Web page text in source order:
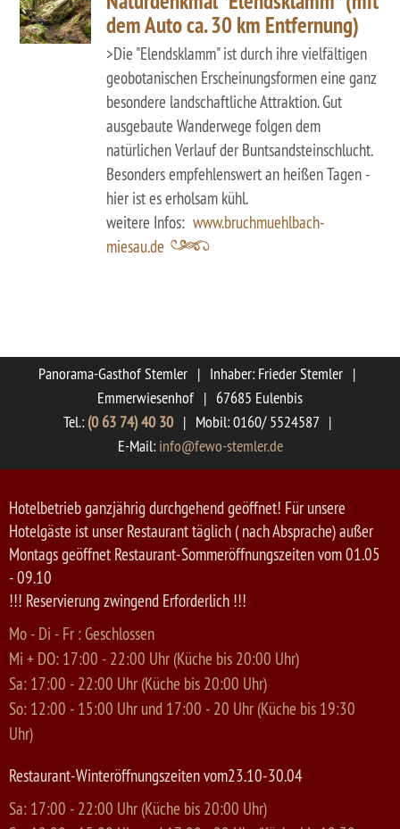
dem Auto ca. 30 km Entfernung)
>Die "Elendsklamm" ist durch ihre vielfältigen
geobotanischen Erscheinungsformen eine ganz
besondere landschaftliche Attraktion. Gut
ausgebaute Wanderwege folgen dem
natürlichen Verlauf der Buntsandsteinschlucht.
Besonders empfehlenswert an heißen Tagen -
hier ist es erholsam kühl.
weitere Infos: www.bruchmuehlbach-
miesau.de
Panorama-Gasthof Stemler | Inhaber: Frieder Stemler |
Emmerwiesenhof | 67685 Eulenbis
Tel.: (0 63 74) 40 30 | Mobil: 0160/ 5524587 |
E-Mail: info@fewo-stemler.de
Hotelbetrieb ganzjährig durchgehend geöffnet! Für unsere
Hotelgäste ist unser Restaurant täglich ( nach Absprache) außer
Montags geöffnet Restaurant-Sommeröffnungszeiten vom 01.05
- 09.10
!!! Reservierung zwingend Erforderlich !!!
Mo - Di - Fr : Geschlossen
Mi + DO: 17:00 - 22:00 Uhr (Küche bis 20:00 Uhr)
Sa: 17:00 - 22:00 Uhr (Küche bis 20:00 Uhr)
So: 12:00 - 15:00 Uhr und 17:00 - 20 Uhr (Küche bis 19:30
Uhr)
Restaurant-Winteröffnungszeiten vom23.10-30.04
Sa: 17:00 - 22:00 Uhr (Küche bis 20:00 Uhr)